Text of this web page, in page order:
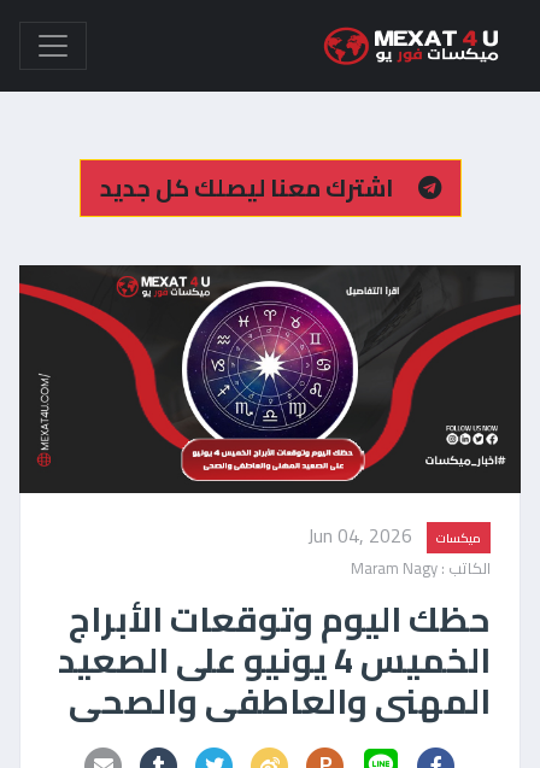
اشترك معنا ليصلك كل جديد
ميكسات Jun 04, 2026
الكاتب : Maram Nagy
حظك اليوم وتوقعات الأبراج
الخميس 4 يونيو على الصعيد
المهنى والعاطفى والصحى